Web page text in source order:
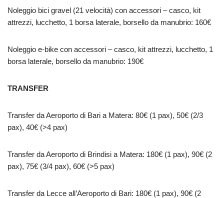
Noleggio bici gravel (21 velocità) con accessori – casco, kit
attrezzi, lucchetto, 1 borsa laterale, borsello da manubrio: 160€
Noleggio e-bike con accessori – casco, kit attrezzi, lucchetto, 1
borsa laterale, borsello da manubrio: 190€
TRANSFER
Transfer da Aeroporto di Bari a Matera: 80€ (1 pax), 50€ (2/3
pax), 40€ (>4 pax)
Transfer da Aeroporto di Brindisi a Matera: 180€ (1 pax), 90€ (2
pax), 75€ (3/4 pax), 60€ (>5 pax)
Transfer da Lecce all’Aeroporto di Bari: 180€ (1 pax), 90€ (2